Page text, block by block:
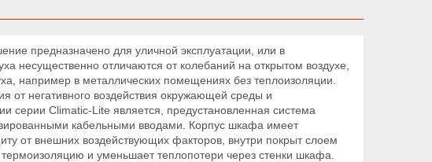
предназначено для уличной эксплуатации, или в
несущественно отличаются от колебаний на открытом воздухе,
например в металлических помещениях без теплоизоляции.
от негативного воздействия окружающей среды и
серии Climatic-Lite является, предустановленная система
кабельными вводами. Корпус шкафа имеет
от внешних воздействующих факторов, внутри покрыт слоем
и уменьшает теплопотери через стенки шкафа.